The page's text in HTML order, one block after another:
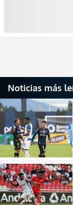
Noticias más